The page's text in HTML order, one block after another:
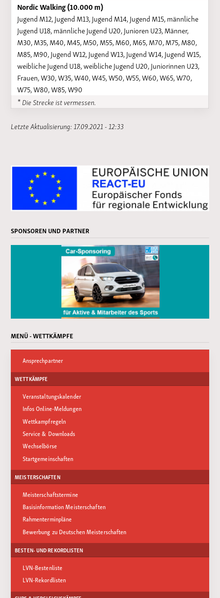
Nordic Walking (10.000 m)
Jugend M12, Jugend M13, Jugend M14, Jugend M15, männliche
Jugend U18, männliche Jugend U20, Junioren U23, Männer,
M30, M35, M40, M45, M50, M55, M60, M65, M70, M75, M80,
M85, M90, Jugend W12, Jugend W13, Jugend W14, Jugend W15,
weibliche Jugend U18, weibliche Jugend U20, Juniorinnen U23,
Frauen, W30, W35, W40, W45, W50, W55, W60, W65, W70,
W75, W80, W85, W90
* Die Strecke ist vermessen.
Letzte Aktualisierung: 17.09.2021 - 12:33
SPONSOREN UND PARTNER
MENÜ - WETTKÄMPFE
Ansprechpartner
WETTKÄMPFE
Veranstaltungskalender
Infos Online-Meldungen
Wettkampfregeln
Service & Downloads
Wechselbörse
Startgemeinschaften
MEISTERSCHAFTEN
Meisterschaftstermine
Basisinformation Meisterschaften
Rahmenterminpläne
Bewerbung zu Deutschen Meisterschaften
BESTEN- UND REKORDLISTEN
LVN-Bestenliste
LVN-Rekordlisten